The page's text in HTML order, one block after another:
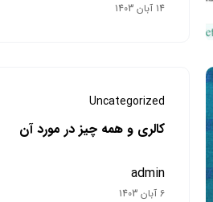
14 آبان 1403
Uncategorized
کالری و همه چیز در مورد آن
admin
6 آبان 1403